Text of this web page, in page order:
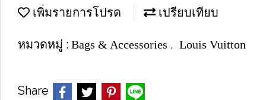
เพิ่มรายการโปรด เปรียบเทียบ
หมวดหมู่ : Bags & Accessories , Louis Vuitton
Share